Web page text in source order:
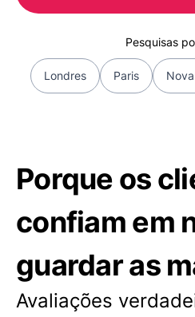
Pesquisas
Londres Paris
Porque os
confiam em
guardar as
Avaliações